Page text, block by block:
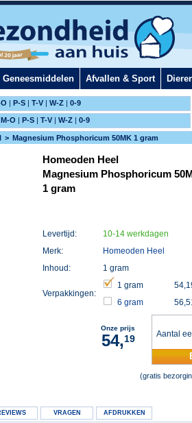
Geneesmiddelen Afvallen & Sport
| P-S | T-V | W-Z | 0-9
M-O | P-S | T-V | W-Z | 0-9
Magnesium Phosphoricum 50MK 1 gram
Homeoden Heel
Magnesium Phosphoricum
1 gram
Levertijd:
10-14 werkdagen
Merk:
Homeoden Heel
Inhoud:
1 gram
Verpakkingen:
1 gram
6 gram
Aantal
Onze prijs
54,19
(gratis
VRAGEN AFDRUKKEN